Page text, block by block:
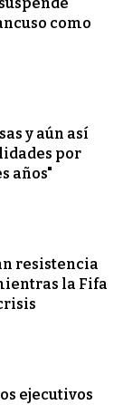
como
y aún así
por
años"
resistencia
la Fifa
ejecutivos